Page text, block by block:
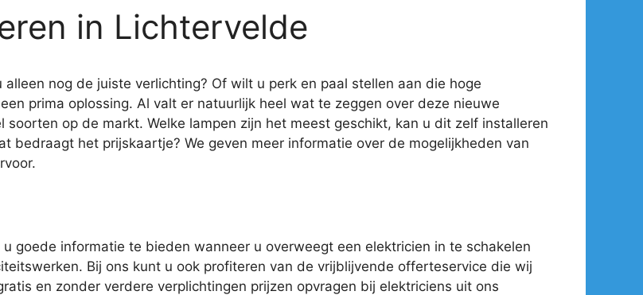
in Lichtervelde
nog de juiste verlichting? Of wilt u perk en paal stellen aan die hoge
prima oplossing. Al valt er natuurlijk heel wat te zeggen over deze nieuwe
op de markt. Welke lampen zijn het meest geschikt, kan u dit zelf installeren
bedraagt het prijskaartje? We geven meer informatie over de mogelijkheden van
goede informatie te bieden wanneer u overweegt een elektricien in te schakelen
Bij ons kunt u ook profiteren van de vrijblijvende offerteservice die wij
en zonder verdere verplichtingen prijzen opvragen bij elektriciens uit ons